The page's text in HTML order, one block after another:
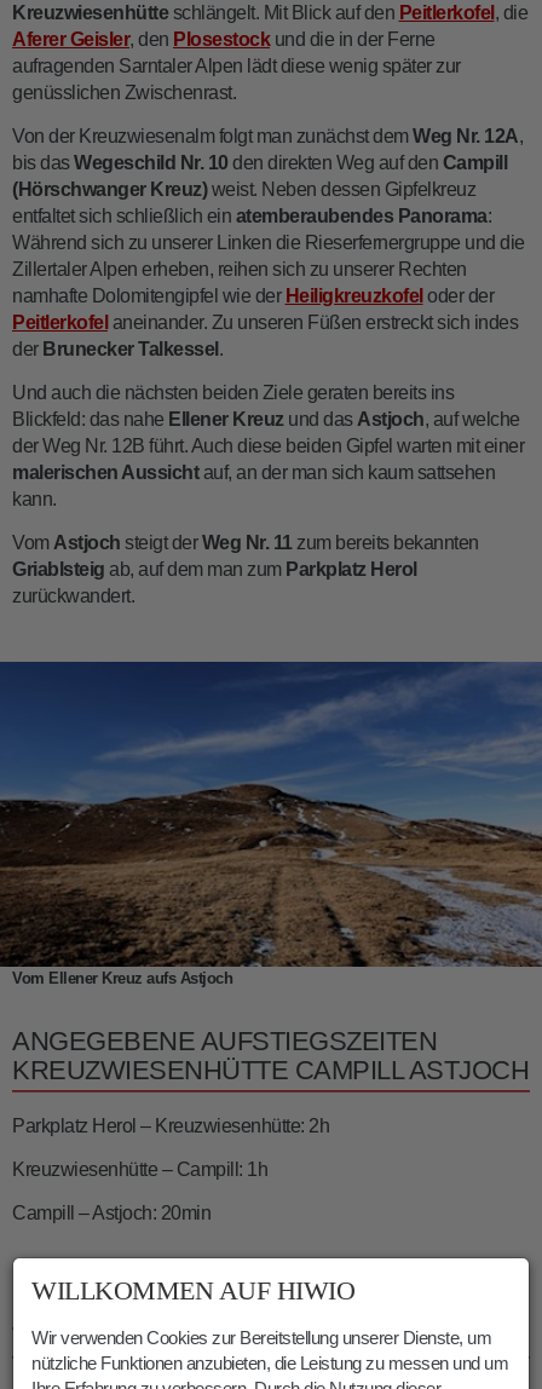
Kreuzwiesenhütteschlängelt. Mit Blick auf den Peitlerkofel , die
Aferer Geisler, den Plosestockund die in der Ferne
aufragenden Sarntaler Alpen lädt diese wenig später zur
genüsslichen Zwischenrast.
Von der Kreuzwiesenalm folgt man zunächst demWeg Nr. 12A,
bis dasWegeschild Nr. 10 den direkten Weg auf den Campill
(Hörschwanger Kreuz)weist. Neben dessen Gipfelkreuz
entfaltet sich schließlich ein atemberaubendes Panorama:
Während sich zu unserer Linken die Rieserfernergruppe und die
Zillertaler Alpen erheben, reihen sich zu unserer Rechten
namhafte Dolomitengipfel wie der Heiligkreuzkofel oder der
Peitlerkofel aneinander. Zu unseren Füßen erstreckt sich indes
der Brunecker Talkessel .
Und auch die nächsten beiden Ziele geraten bereits ins
Blickfeld: das nahe Ellener Kreuz und das Astjoch, auf welche
der Weg Nr. 12B führt. Auch diese beiden Gipfel warten mit einer
malerischen Aussichtauf, an der man sich kaum sattsehen
kann.
Vom Astjoch steigt derWeg Nr. 11zum bereits bekannten
Griablsteig ab, auf dem man zum Parkplatz Herol
zurückwandert.
Vom Ellener Kreuz aufs Astjoch
ANGEGEBENE AUFSTIEGSZEITEN
KREUZWIESENHÜTTE CAMPILL ASTJOCH
Parkplatz Herol – Kreuzwiesenhütte: 2h
Kreuzwiesenhütte – Campill: 1h
Campill – Astjoch: 20min
INFOS ASTJOCH KREUZWIESENALM
WANDERUNG
Dauer: 06:00 h
WILLKOMMEN AUF HIWIO
Wir verwenden Cookies zur Bereitstellung unserer Dienste, um
nützliche Funktionen anzubieten, die Leistung zu messen und um